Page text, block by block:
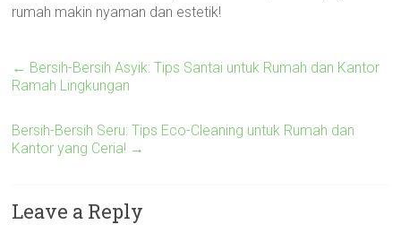
rumah makin nyaman dan estetik!
← Bersih-Bersih Asyik: Tips Santai untuk Rumah dan Kantor
Ramah Lingkungan
Bersih-Bersih Seru: Tips Eco-Cleaning untuk Rumah dan
Kantor yang Ceria! →
Leave a Reply